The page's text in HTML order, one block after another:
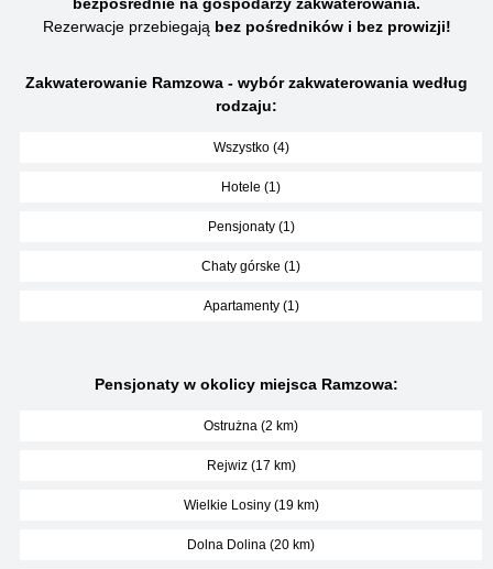
Rezerwacje przebiegają bez pośredników i bez prowizji!
Zakwaterowanie Ramzowa - wybór zakwaterowania według
rodzaju:
Wszystko (4)
Hotele (1)
Pensjonaty (1)
Chaty górske (1)
Apartamenty (1)
Pensjonaty w okolicy miejsca Ramzowa:
Ostrużna (2 km)
Rejwiz (17 km)
Wielkie Losiny (19 km)
Dolna Dolina (20 km)